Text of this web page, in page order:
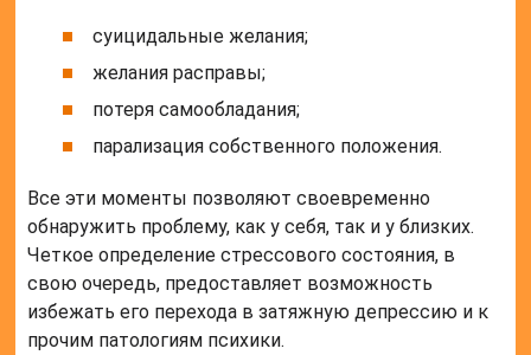
суицидальные желания;
желания расправы;
потеря самообладания;
парализация собственного положения.
Все эти моменты позволяют своевременно
обнаружить проблему, как у себя, так и у близких.
Четкое определение стрессового состояния, в
свою очередь, предоставляет возможность
избежать его перехода в затяжную депрессию и к
прочим патологиям психики.